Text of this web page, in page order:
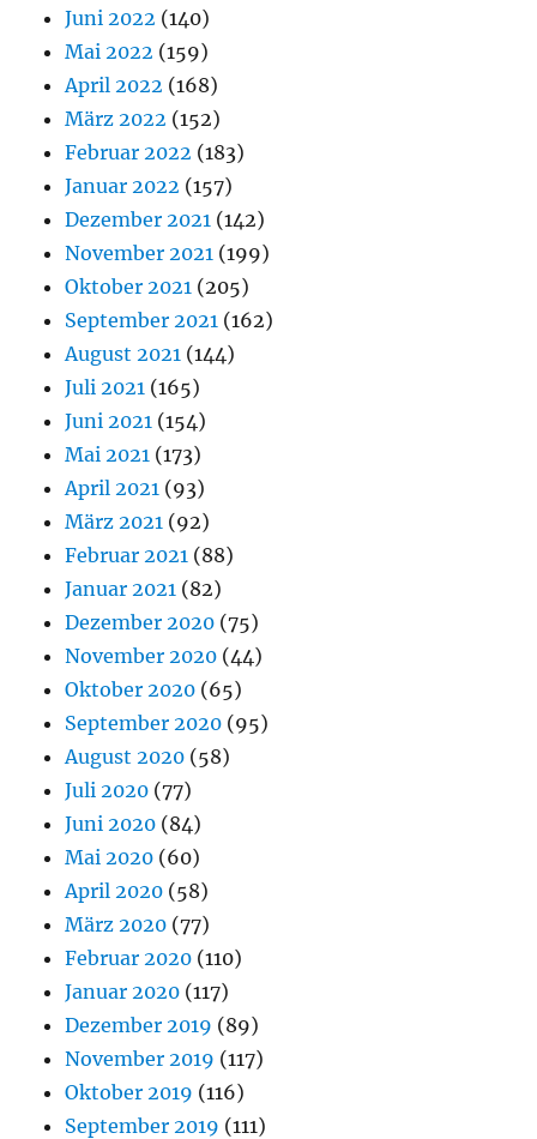
Juni 2022 (140)
Mai 2022 (159)
April 2022 (168)
März 2022 (152)
Februar 2022 (183)
Januar 2022 (157)
Dezember 2021 (142)
November 2021 (199)
Oktober 2021 (205)
September 2021 (162)
August 2021 (144)
Juli 2021 (165)
Juni 2021 (154)
Mai 2021 (173)
April 2021 (93)
März 2021 (92)
Februar 2021 (88)
Januar 2021 (82)
Dezember 2020 (75)
November 2020 (44)
Oktober 2020 (65)
September 2020 (95)
August 2020 (58)
Juli 2020 (77)
Juni 2020 (84)
Mai 2020 (60)
April 2020 (58)
März 2020 (77)
Februar 2020 (110)
Januar 2020 (117)
Dezember 2019 (89)
November 2019 (117)
Oktober 2019 (116)
September 2019 (111)